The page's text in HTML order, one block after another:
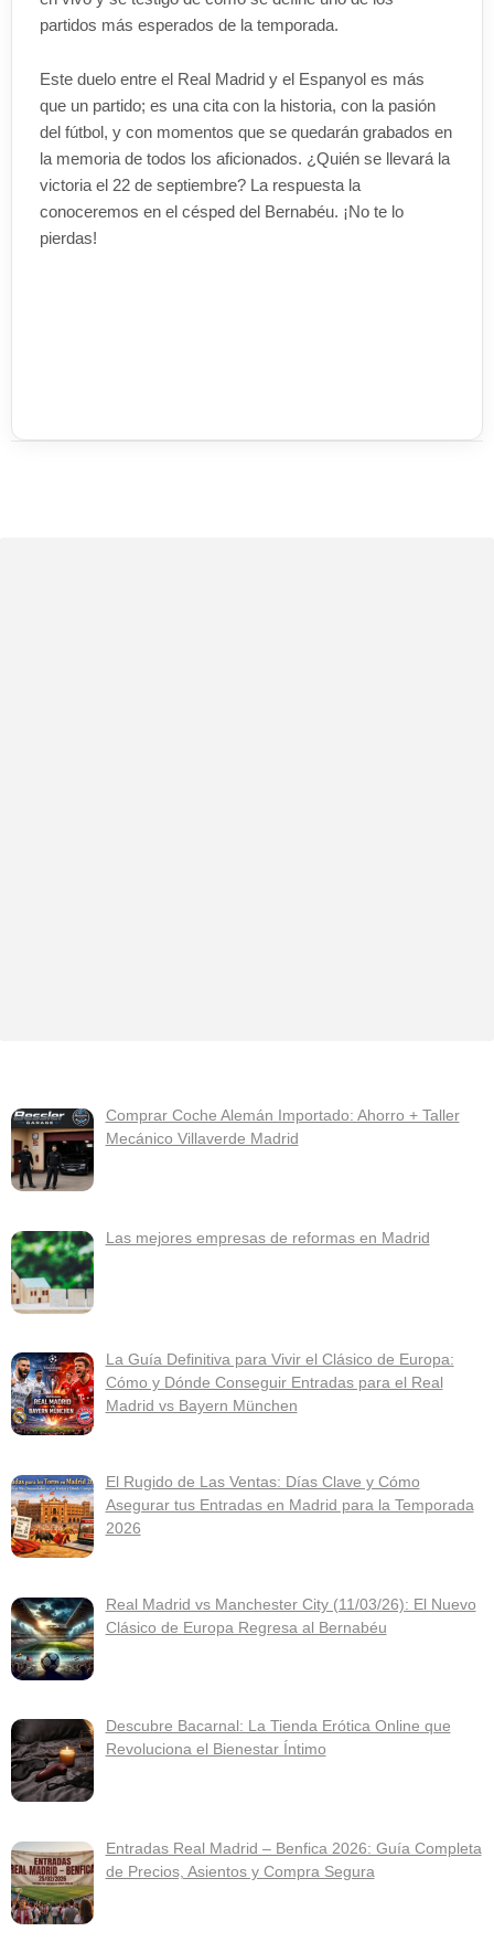
partidos más esperados de la temporada.
Este duelo entre el Real Madrid y el Espanyol es más
que un partido; es una cita con la historia, con la pasión
del fútbol, y con momentos que se quedarán grabados en
la memoria de todos los aficionados. ¿Quién se llevará la
victoria el 22 de septiembre? La respuesta la
conoceremos en el césped del Bernabéu. ¡No te lo
pierdas!
Comprar Coche Alemán Importado: Ahorro + Taller
Mecánico Villaverde Madrid
Las mejores empresas de reformas en Madrid
La Guía Definitiva para Vivir el Clásico de Europa:
Cómo y Dónde Conseguir Entradas para el Real
Madrid vs Bayern München
El Rugido de Las Ventas: Días Clave y Cómo
Asegurar tus Entradas en Madrid para la Temporada
2026
Real Madrid vs Manchester City (11/03/26): El Nuevo
Clásico de Europa Regresa al Bernabéu
Descubre Bacarnal: La Tienda Erótica Online que
Revoluciona el Bienestar Íntimo
Entradas Real Madrid – Benfica 2026: Guía Completa
de Precios, Asientos y Compra Segura